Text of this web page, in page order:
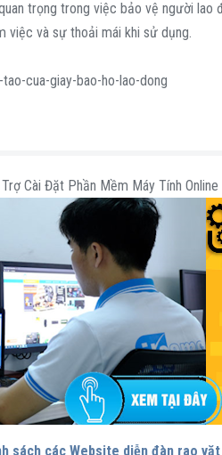
trọng trong việc bảo vệ người
việc và sự thoải mái khi sử dụng.
cua-giay-bao-ho-lao-dong
Cài Đặt Phần Mềm Máy Tính Online
sách các Website diễn đàn rao vặt